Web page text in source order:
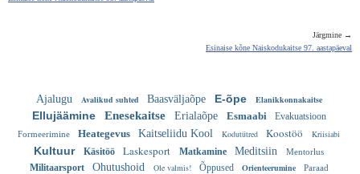
Järgmine →
Esinaise kõne Naiskodukaitse 97. aastapäeval
Ajalugu Avalikud suhted Baasväljaõpe E-õpe Elanikkonnakaitse
Ellujäämine Enesekaitse Erialaõpe Esmaabi Evakuatsioon
Formeerimine Heategevus Kaitseliidu Kool Kodutütred Koostöö Kriisiabi
Kultuur Käsitöö Laskesport Matkamine Meditsiin Mentorlus
Militaarsport Ohutushoid Ole valmis! Õppused Orienteerumine Paraad